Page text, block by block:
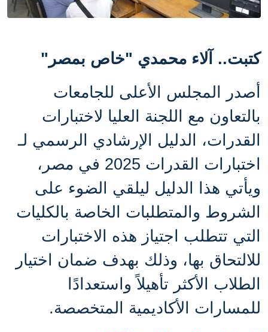
كتبت.. آلاء محمدي "خاص بمصر"
أصدر المجلس الأعلى للجامعات
بالتعاون مع اللجنة العليا لاختبارات
القدرات، الدليل الإرشادي الرسمي لـ
اختبارات القدرات 2025 في مصر،
ويأتي هذا الدليل ليلقي الضوء على
الشروط والمتطلبات الخاصة بالكليات
التي تتطلب اجتياز هذه الاختبارات
للالتحاق بها، وذلك بهدف ضمان اختيار
الطلاب الأكثر تأهيلاً واستعدادًا
للمسارات الأكاديمية المتخصصة.